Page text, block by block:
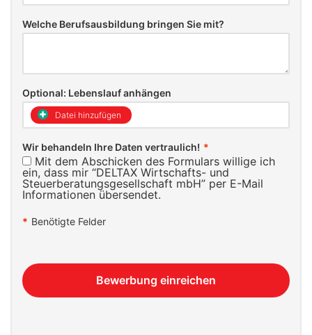
Welche Berufsausbildung bringen Sie mit?
Optional: Lebenslauf anhängen
Datei hinzufügen
Wir behandeln Ihre Daten vertraulich! *
Mit dem Abschicken des Formulars willige ich
ein, dass mir “DELTAX Wirtschafts- und
Steuerberatungsgesellschaft mbH” per E-Mail
Informationen übersendet.
* Benötigte Felder
Bewerbung einreichen